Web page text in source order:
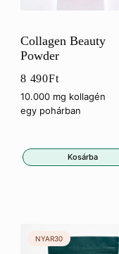
Collagen Beauty
Powder
8 490Ft
10.000 mg kollagén
egy pohárban
Kosárba